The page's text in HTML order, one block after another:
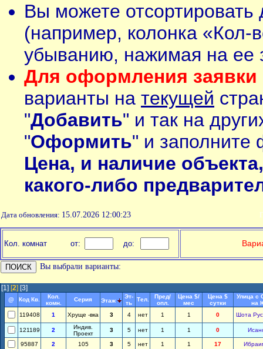
Вы можете
(например, колонка «Кол-
убыванию, нажимая на ее
Для оформления заявки
варианты на текущей
"Добавить" и так на
"Оформить" и заполните
Цена, и наличие
какого-либо
Дата обновления: 15.07.2026 12:00:23
Кол. комнат от: до:
Вы выбрали варианты:
[1] [2] [3]
@ Код Кв.
Кол.
комн.
Серия Этаж
Эт-
ть
Тел.
Пред/
опл.
Цена $/
мес
Цена $
сутки
Улица с
на
119408
1 Хруще -вка 3 4 нет 1 1 0 Шота
121189 2
Индив.
Проект
3 5 нет 1 1 0
95887 2 105 3 5 нет 1 1 17